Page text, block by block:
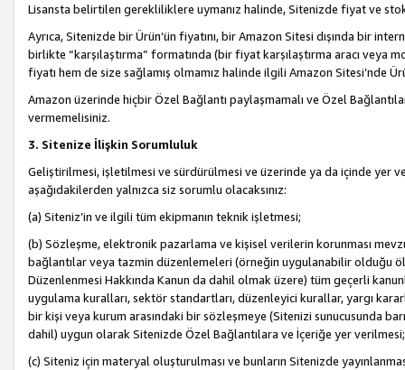
Lisansta belirtilen gerekliliklere uymanız halinde, Sitenizde fiyat ve
Ayrıca, Sitenizde bir Ürün’ün fiyatını, bir Amazon Sitesi dışında bir
birlikte “karşılaştırma” formatında (bir fiyat karşılaştırma aracı veya
fiyatı hem de size sağlamış olmamız halinde ilgili Amazon Sitesi’nde
Amazon üzerinde hiçbir Özel Bağlantı paylaşmamalı ve Özel
vermemelisiniz.
3. Sitenize İlişkin Sorumluluk
Geliştirilmesi, işletilmesi ve sürdürülmesi ve üzerinde ya da içinde yer
aşağıdakilerden yalnızca siz sorumlu olacaksınız:
(a) Siteniz’in ve ilgili tüm ekipmanın teknik işletmesi;
(b) Sözleşme, elektronik pazarlama ve kişisel verilerin korunması
bağlantılar veya tazmin düzenlemeleri (örneğin uygulanabilir olduğu
Düzenlenmesi Hakkında Kanun da dahil olmak üzere) tüm geçerli
uygulama kuralları, sektör standartları, düzenleyici kurallar, yargı
bir kişi veya kurum arasındaki bir sözleşmeye (Sitenizi sunucusunda
dahil) uygun olarak Sitenizde Özel Bağlantılara ve İçeriğe yer verilmesi;
(c) Siteniz için materyal oluşturulması ve bunların Sitenizde